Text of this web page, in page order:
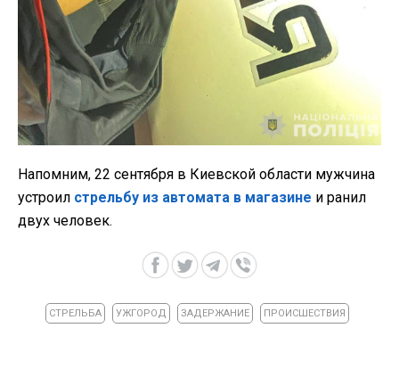
Напомним, 22 сентября в Киевской области мужчина
устроил стрельбу из автомата в магазине и ранил
двух человек.
СТРЕЛЬБА УЖГОРОД ЗАДЕРЖАНИЕ ПРОИСШЕСТВИЯ